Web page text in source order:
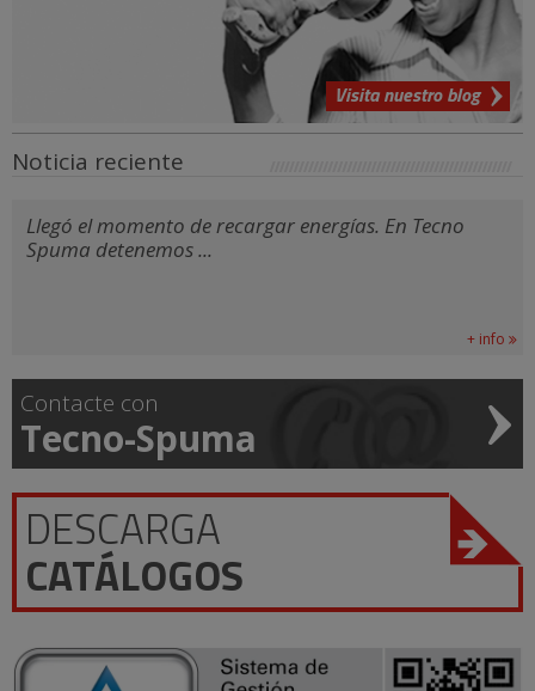
Visita nuestro blog
Noticia reciente
Llegó el momento de recargar energías. En Tecno
Spuma detenemos ...
+ info
Contacte con
Tecno-Spuma
DESCARGA
CATÁLOGOS